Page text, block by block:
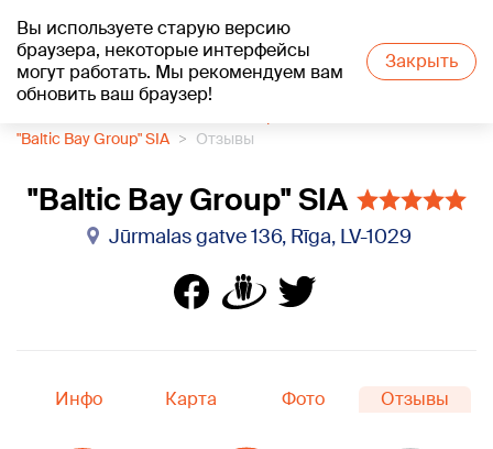
Вы используете старую версию
браузера, некоторые интерфейсы
могут работать. Мы рекомендуем вам
обновить ваш браузер!
Закрыть
+18°C
"Baltic Bay Group" SIA
Отзывы
"Baltic Bay Group" SIA
Jūrmalas gatve 136, Rīga, LV-1029
Инфо Карта Фото Отзывы